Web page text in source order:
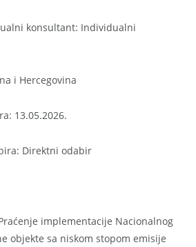
konsultant: Individualni
i Hercegovina
13.05.2026.
Direktni odabir
implementacije Nacionalnog
objekte sa niskom stopom emisije